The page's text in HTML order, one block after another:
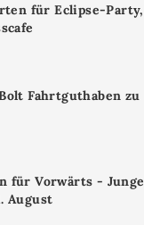
für Eclipse-Party,
Fahrtguthaben zu
für Vorwärts - Junge
August